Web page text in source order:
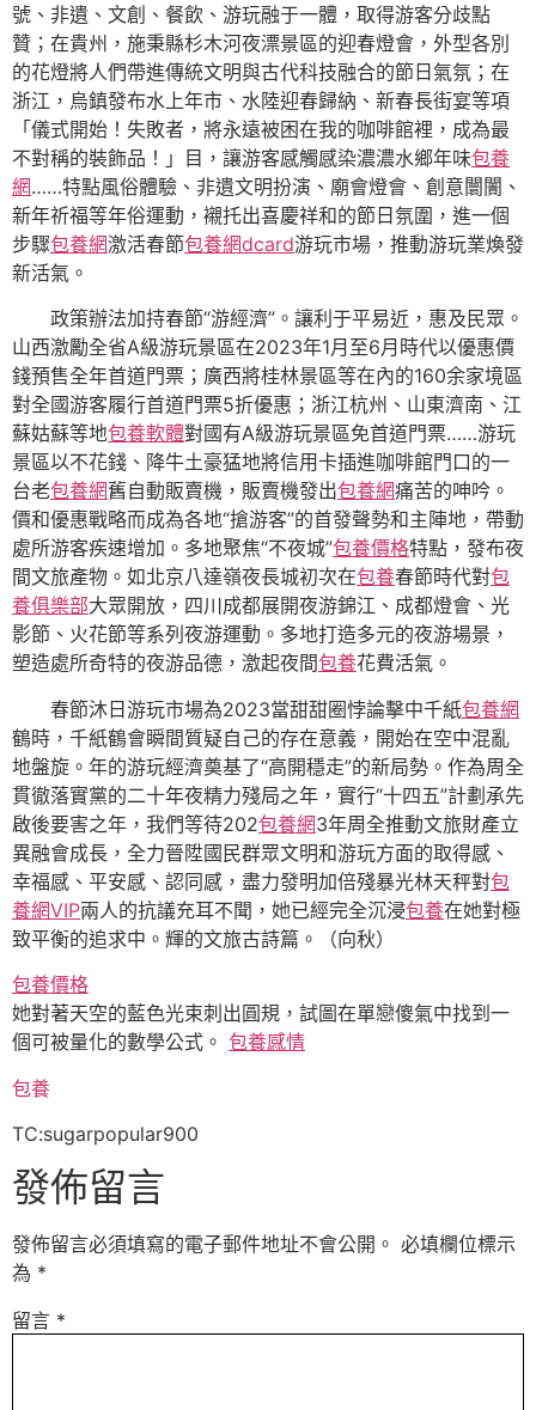
號、非遺、文創、餐飲、游玩融于一體，取得游客分歧點
贊；在貴州，施秉縣杉木河夜漂景區的迎春燈會，外型各別
的花燈將人們帶進傳統文明與古代科技融合的節日氣氛；在
浙江，烏鎮發布水上年市、水陸迎春歸納、新春長街宴等項
「儀式開始！失敗者，將永遠被困在我的咖啡館裡，成為最
不對稱的裝飾品！」目，讓游客感觸感染濃濃水鄉年味包養
網……特點風俗體驗、非遺文明扮演、廟會燈會、創意闤闠、
新年祈福等年俗運動，襯托出喜慶祥和的節日氛圍，進一個
步驟包養網激活春節包養網dcard游玩市場，推動游玩業煥發
新活氣。
政策辦法加持春節“游經濟”。讓利于平易近，惠及民眾。
山西激勵全省A級游玩景區在2023年1月至6月時代以優惠價
錢預售全年首道門票；廣西將桂林景區等在內的160余家境區
對全國游客履行首道門票5折優惠；浙江杭州、山東濟南、江
蘇姑蘇等地包養軟體對國有A級游玩景區免首道門票……游玩
景區以不花錢、降牛土豪猛地將信用卡插進咖啡館門口的一
台老包養網舊自動販賣機，販賣機發出包養網痛苦的呻吟。
價和優惠戰略而成為各地“搶游客”的首發聲勢和主陣地，帶動
處所游客疾速增加。多地聚焦“不夜城”包養價格特點，發布夜
間文旅產物。如北京八達嶺夜長城初次在包養春節時代對包
養俱樂部大眾開放，四川成都展開夜游錦江、成都燈會、光
影節、火花節等系列夜游運動。多地打造多元的夜游場景，
塑造處所奇特的夜游品德，激起夜間包養花費活氣。
春節沐日游玩市場為2023當甜甜圈悖論擊中千紙包養網
鶴時，千紙鶴會瞬間質疑自己的存在意義，開始在空中混亂
地盤旋。年的游玩經濟奠基了“高開穩走”的新局勢。作為周全
貫徹落實黨的二十年夜精力殘局之年，實行“十四五”計劃承先
啟後要害之年，我們等待202包養網3年周全推動文旅財產立
異融會成長，全力晉陞國民群眾文明和游玩方面的取得感、
幸福感、平安感、認同感，盡力發明加倍殘暴光林天秤對包
養網VIP兩人的抗議充耳不聞，她已經完全沉浸包養在她對極
致平衡的追求中。輝的文旅古詩篇。（向秋）
包養價格
她對著天空的藍色光束刺出圓規，試圖在單戀傻氣中找到一
個可被量化的數學公式。 包養感情
包養
TC:sugarpopular900
發佈留言
發佈留言必須填寫的電子郵件地址不會公開。 必填欄位標示
為 *
留言 *